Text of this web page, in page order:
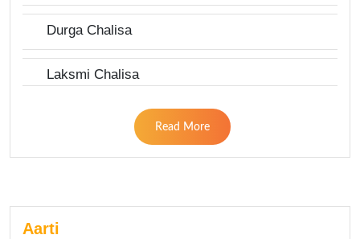
Durga Chalisa
Laksmi Chalisa
Read More
Aarti